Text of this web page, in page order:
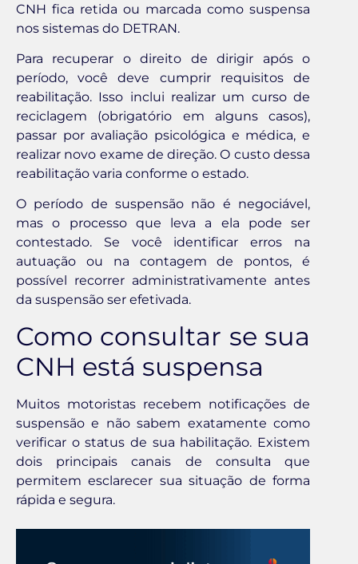
CNH fica retida ou marcada como suspensa
nos sistemas do DETRAN.
Para recuperar o direito de dirigir após o
período, você deve cumprir requisitos de
reabilitação. Isso inclui realizar um curso de
reciclagem (obrigatório em alguns casos),
passar por avaliação psicológica e médica, e
realizar novo exame de direção. O custo dessa
reabilitação varia conforme o estado.
O período de suspensão não é negociável,
mas o processo que leva a ela pode ser
contestado. Se você identificar erros na
autuação ou na contagem de pontos, é
possível recorrer administrativamente antes
da suspensão ser efetivada.
Como consultar se sua
CNH está suspensa
Muitos motoristas recebem notificações de
suspensão e não sabem exatamente como
verificar o status de sua habilitação. Existem
dois principais canais de consulta que
permitem esclarecer sua situação de forma
rápida e segura.